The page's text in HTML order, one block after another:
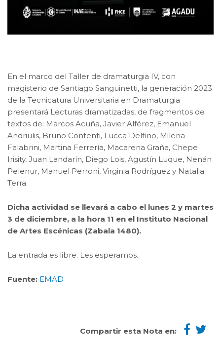
En el marco del Taller de dramaturgia IV, con
magisterio de Santiago Sanguinetti, la generación 2023
de la Tecnicatura Universitaria en Dramaturgia
presentará Lecturas dramatizadas, de fragmentos de
textos de: Marcos Acuña, Javier Alférez, Emanuel
Andriulis, Bruno Contenti, Lucca Delfino, Milena
Falabrini, Martina Ferrería, Macarena Graña, Chepe
Irisity, Juan Landarín, Diego Lois, Agustín Luque, Nenán
Pelenur, Manuel Perroni, Virginia Rodríguez y Natalia
Terra.
Dicha actividad se llevará a cabo el lunes 2 y martes
3 de diciembre, a la hora 11 en el Instituto Nacional
de Artes Escénicas (Zabala 1480).
La entrada es libre. Les esperamos.
Fuente: EMAD
Compartir esta Nota en: